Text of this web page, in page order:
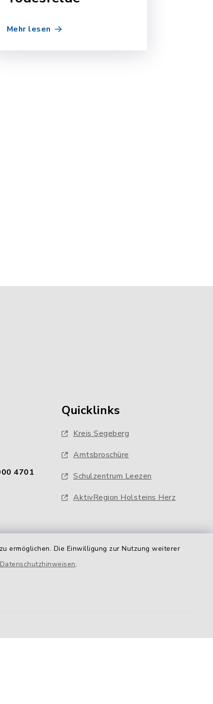
ermöglichen. Die Einwilligung zur Nutzung weiterer
Datenschutzhinweisen.
Mehr lesen
4701
Quicklinks
Kreis Segeberg
Amtsbroschüre
Schulzentrum Leezen
AktivRegion Holsteins Herz